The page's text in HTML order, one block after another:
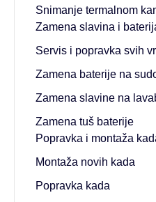
Snimanje termalnom
Zamena slavina i
Servis i popravka svih
Zamena baterije na
Zamena slavine na
Zamena tuš baterije
Popravka i montaža
Montaža novih kada
Popravka kada